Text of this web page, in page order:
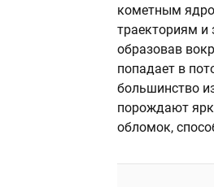
кометным
траекториям и
образовав
попадает в
большинство
порождают
обломок,